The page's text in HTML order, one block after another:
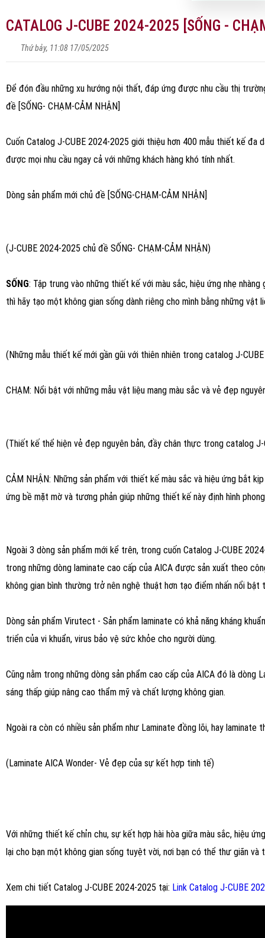
CATALOG J-CUBE 2024-2025 [SỐNG -
Thứ bảy, 11:08 17/05/2025
Để đón đầu những xu hướng nội thất, đáp ứng được nhu cầu thị
đề [SỐNG- CHẠM-CẢM NHẬN]
Cuốn Catalog J-CUBE 2024-2025 giới thiệu hơn 400 mẫu thiết kế
được mọi nhu cầu ngay cả với những khách hàng khó tính nhất.
Dòng sản phẩm mới chủ đề [SỐNG-CHẠM-CẢM NHẬN]
(J-CUBE 2024-2025 chủ đề SỐNG- CHẠM-CẢM NHẬN)
SỐNG: Tập trung vào những thiết kế với màu sắc, hiệu ứng nhẹ
thì hãy tạo một không gian sống dành riêng cho mình bằng những
(Những mẫu thiết kế mới gần gũi với thiên nhiên trong catalog J-
CHẠM: Nổi bật với những mẫu vật liệu mang màu sắc và vẻ đẹp
(Thiết kế thể hiện vẻ đẹp nguyên bản, đầy chân thực trong catalog
CẢM NHẬN: Những sản phẩm với thiết kế màu sắc và hiệu ứng bắt
ứng bề mặt mờ và tương phản giúp những thiết kế này định hình
Ngoài 3 dòng sản phẩm mới kể trên, trong cuốn Catalog J-CUBE
trong những dòng laminate cao cấp của AICA được sản xuất theo
không gian bình thường trở nên nghệ thuật hơn tạo điểm nhấn nổi
Dòng sản phẩm Virutect - Sản phẩm laminate có khả năng kháng
triển của vi khuẩn, virus bảo vệ sức khỏe cho người dùng.
Cũng nằm trong những dòng sản phẩm cao cấp của AICA đó là dòng
sáng thấp giúp nâng cao thẩm mỹ và chất lượng không gian.
Ngoài ra còn có nhiều sản phẩm như Laminate đồng lõi, hay
(Laminate AICA Wonder- Vẻ đẹp của sự kết hợp tinh tế)
Với những thiết kế chỉn chu, sự kết hợp hài hòa giữa màu sắc, hiệu
lại cho bạn một không gian sống tuyệt vời, nơi bạn có thể thư giãn và
Xem chi tiết Catalog J-CUBE 2024-2025 tại: Link Catalog J-CUBE